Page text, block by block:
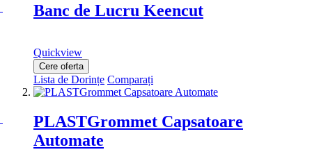
Banc de Lucru Keencut
Quickview
Cere oferta
Lista de Dorințe Comparați
PLASTGrommet Capsatoare
Automate